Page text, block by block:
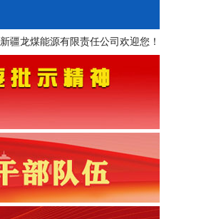
新疆龙煤能源有限责任公司欢迎您！